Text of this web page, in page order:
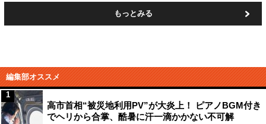
もっとみる
編集部オススメ
高市首相“被災地利用PV”が大炎上！ ピアノBGM付き
でヘリから合掌、酷暑に汗一滴かかない不可解
1